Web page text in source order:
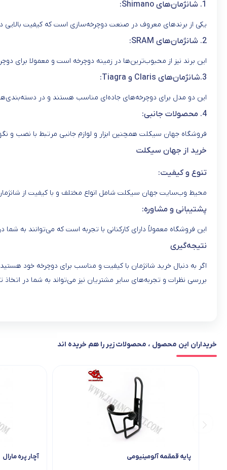
1. شانژمان‌های Shimano:
یکی از برندهای معروف در صنعت دوچرخه‌سازی است که کیفیت بالایی
2. شانژمان‌های SRAM:
این برند نیز از محبوب‌ترین‌ها در زمینه دوچرخه است و معمولا برای
3.شانژمان‌های Claris و Tiagra:
این دو مدل برای دوچرخه‌های جاده‌ای مناسب هستند و در
4. محصولات جانبی:
فروشگاه جهان سیکلت همچنین ابزار و لوازم جانبی مرتبط با نصب و
خرید از جهان سیکلت
تنوع و کیفیت:
محیط وب‌سایت جهان سیکلت شامل انواع مختلف و با کیفیت از
پشتیبانی و مشاوره:
این فروشگاه معمولاً دارای کارکنانی با تجربه است که می‌توانند به
نتیجه‌گیری
اگر به دنبال خرید شانژمان با کیفیت و مناسب برای دوچرخه خود
بررسی نظرات و تجربه‌های سایر مشتریان نیز می‌تواند به شما در
خریداران این محصول ، محصولات زیر را هم خریده اند
پایه قمقمه آلومینیومی آچار پره مارال